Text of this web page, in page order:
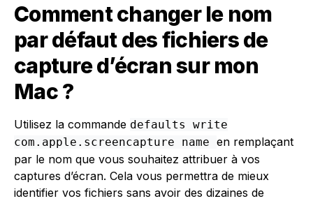
Comment changer le nom
par défaut des fichiers de
capture d’écran sur mon
Mac ?
Utilisez la commande defaults write
com.apple.screencapture name en remplaçant
par le nom que vous souhaitez attribuer à vos
captures d’écran. Cela vous permettra de mieux
identifier vos fichiers sans avoir des dizaines de